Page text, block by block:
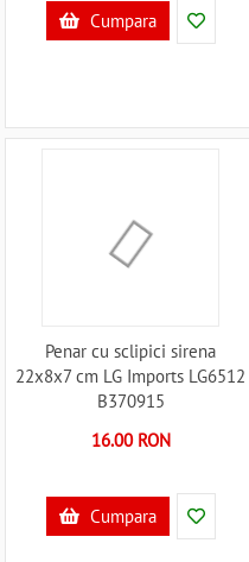
Cumpara
Penar cu sclipici sirena
22x8x7 cm LG Imports LG6512
B370915
16.00 RON
Cumpara